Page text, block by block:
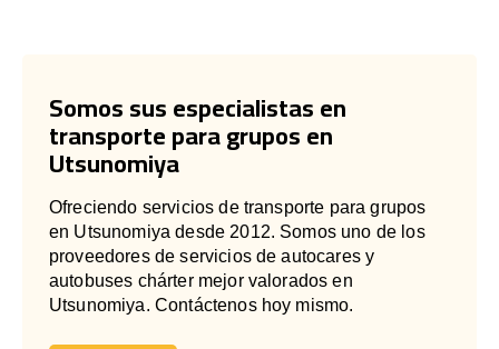
Somos sus especialistas en
transporte para grupos en
Utsunomiya
Ofreciendo servicios de transporte para grupos
en Utsunomiya desde 2012. Somos uno de los
proveedores de servicios de autocares y
autobuses chárter mejor valorados en
Utsunomiya. Contáctenos hoy mismo.